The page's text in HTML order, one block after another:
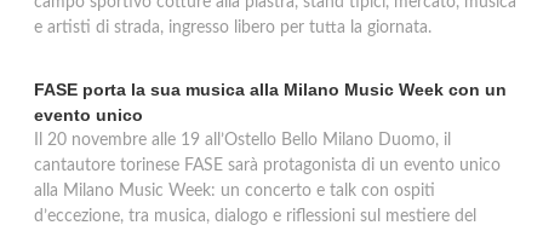
e artisti di strada, ingresso libero per tutta la giornata.
FASE porta la sua musica alla Milano Music Week con un
evento unico
Il 20 novembre alle 19 all’Ostello Bello Milano Duomo, il
cantautore torinese FASE sarà protagonista di un evento unico
alla Milano Music Week: un concerto e talk con ospiti
d’eccezione, tra musica, dialogo e riflessioni sul mestiere del